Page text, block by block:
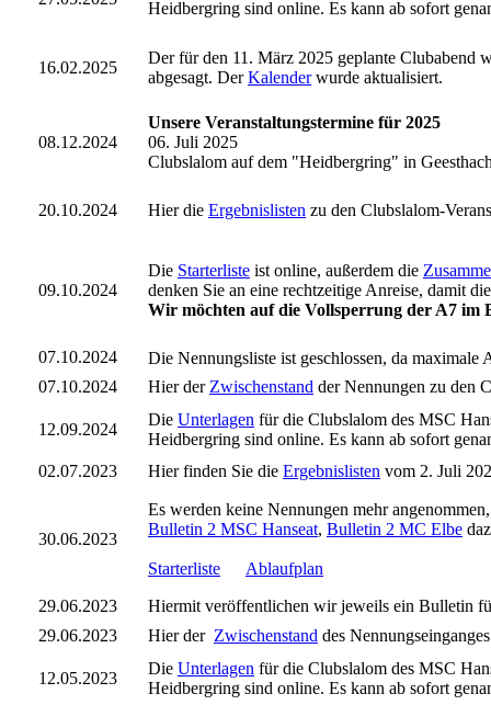
Heidbergring sind online. Es kann ab sofort
16.02.2025
Der für den 11. März 2025 geplante Clubabend
abgesagt. DerKalenderwurde aktualisiert.
08.12.2024
Unsere Veranstaltungstermine für 2025
06. Juli 2025
Clubslalom auf dem "Heidbergring" in
20.10.2024 Hier die Ergebnislisten zu den Clubslalom-
09.10.2024
Die Starterliste ist online, außerdem die
denken Sie an eine rechtzeitige Anreise, damit
Wir möchten auf die Vollsperrung der A7 im
07.10.2024
Die Nennungsliste ist geschlossen, da maximale
07.10.2024
Hier der Zwischenstand der Nennungen zu den
12.09.2024
Die Unterlagen für die Clubslalom des MSC
Heidbergring sind online. Es kann ab sofort
02.07.2023
Hier finden Sie die Ergebnislisten vom 2. Juli
30.06.2023
Es werden keine Nennungen mehr
Bulletin 2 MSC Hanseat, Bulletin 2 MC Elbe
Starterliste
Ablaufplan
29.06.2023
Hiermit veröffentlichen wir jeweils ein Bulletin
29.06.2023
Hier der Zwischenstand des
12.05.2023
Die Unterlagen für die Clubslalom des MSC
Heidbergring sind online. Es kann ab sofort